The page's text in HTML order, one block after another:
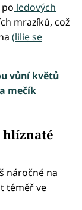
po ledových
mrazíků, což
(lilie se
vůní květů
mečík
hlíznaté
náročné na
téměř ve